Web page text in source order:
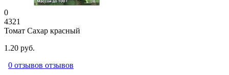
0
4321
Томат Сахар красный
1.20 руб.
0 отзывов отзывов